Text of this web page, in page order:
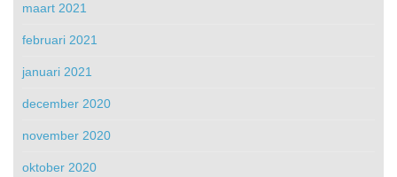
maart 2021
februari 2021
januari 2021
december 2020
november 2020
oktober 2020